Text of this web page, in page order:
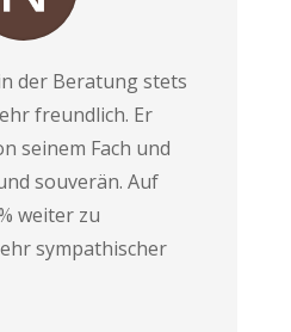
der Beratung stets
freundlich. Er
seinem Fach und
souverän. Auf
weiter zu
sympathischer